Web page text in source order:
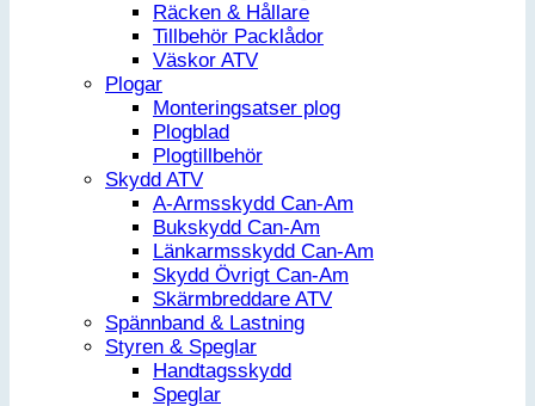
Räcken & Hållare
Tillbehör Packlådor
Väskor ATV
Plogar
Monteringsatser plog
Plogblad
Plogtillbehör
Skydd ATV
A-Armsskydd Can-Am
Bukskydd Can-Am
Länkarmsskydd Can-Am
Skydd Övrigt Can-Am
Skärmbreddare ATV
Spännband & Lastning
Styren & Speglar
Handtagsskydd
Speglar